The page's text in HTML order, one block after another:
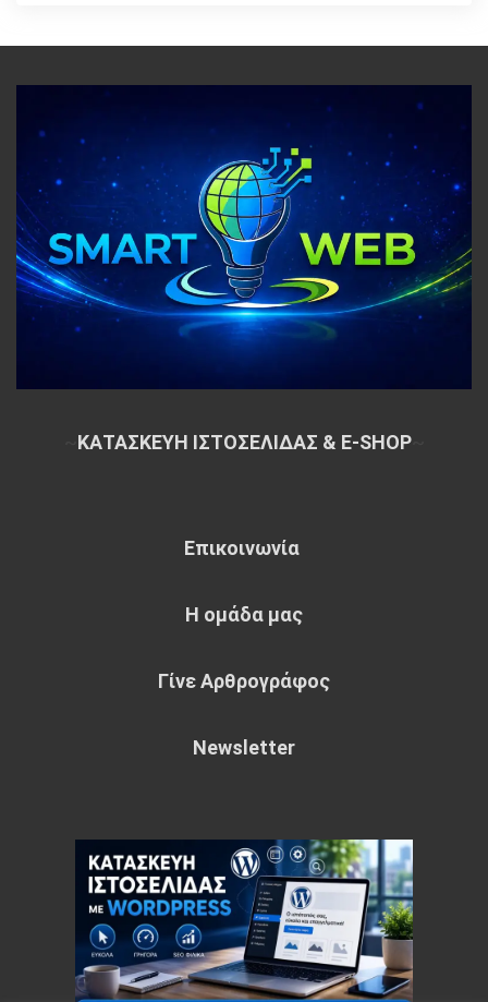
ΚΑΤΑΣΚΕΥΗ ΙΣΤΟΣΕΛΙΔΑΣ & E-SHOP~
Επικοινωνία
Η ομάδα μας
Γίνε Αρθρογράφος
Newsletter